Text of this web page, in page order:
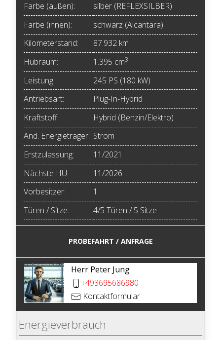
Farbe (außen):
silber (REFLEXSILBER)
Farbe (innen):
schwarz (Alcantara)
Kilometerstand:
87.932 km
Hubraum:
1.395 cm3
Leistung:
245 PS (180 kW)
Antriebsart:
Plug-In-Hybrid
Kraftstoff:
Hybrid (Benzin/Elektro)
And. Energieträger: Strom
Erstzulassung:
11/2021
Nächste HU:
11/2026
Vorbesitzer:
1
Türen / Sitze:
4/5 Türen / 5 Sitze
PROBEFAHRT / ANFRAGE
Herr Peter Jung
+493695686980
Kontaktformular
Energieverbrauch